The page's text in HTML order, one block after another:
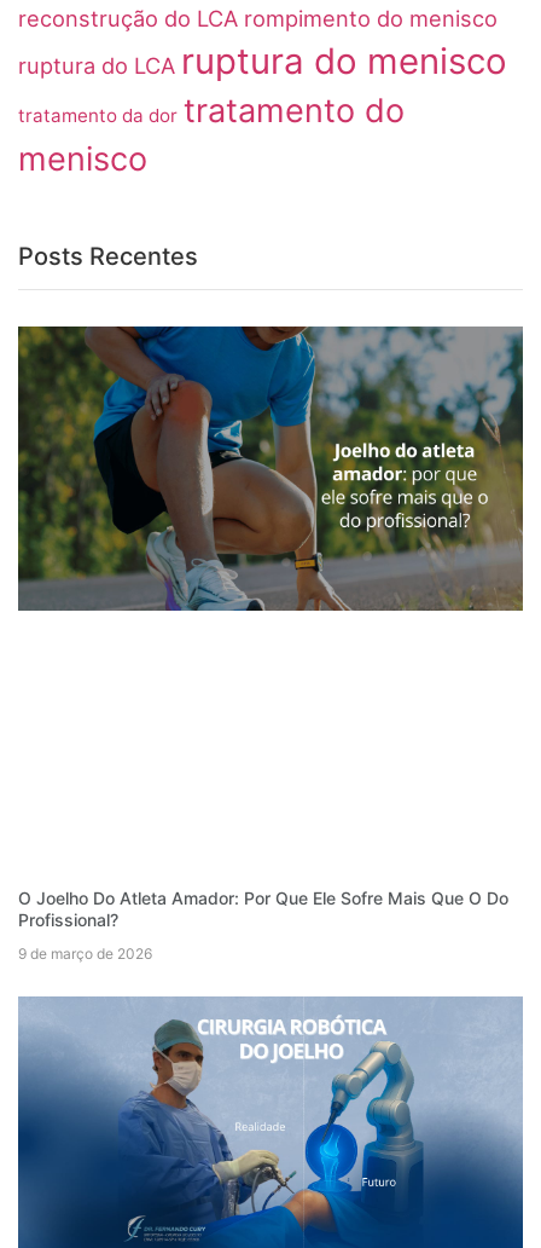
reconstrução do LCA rompimento do menisco
ruptura do LCA ruptura do menisco
tratamento da dor tratamento do
menisco
Posts Recentes
O Joelho Do Atleta Amador: Por Que Ele Sofre Mais Que O Do
Profissional?
9 de março de 2026